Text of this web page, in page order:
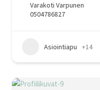
Varakoti Varpunen
0504786827
Asiointiapu +14